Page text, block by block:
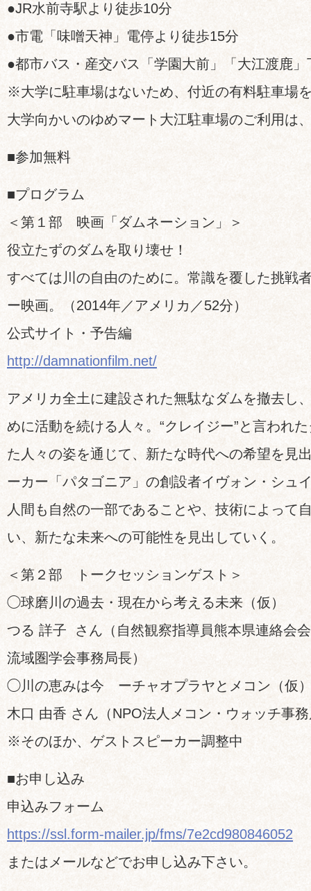
●JR水前寺駅より徒歩10分
●市電「味噌天神」電停より徒歩15分
●都市バス・産交バス「学園大前」「大江渡鹿」
※大学に駐車場はないため、付近の有料駐車場
大学向かいのゆめマート大江駐車場のご利用は
■参加無料
■プログラム
＜第１部 映画「ダムネーション」＞
役立たずのダムを取り壊せ！
すべては川の自由のために。常識を覆した挑戦
ー映画。（2014年／アメリカ／52分）
公式サイト・予告編
http://damnationfilm.net/
アメリカ全土に建設された無駄なダムを撤去し
めに活動を続ける人々。“クレイジー”と言われ
た人々の姿を通じて、新たな時代への希望を見
ーカー「パタゴニア」の創設者イヴォン・シュ
人間も自然の一部であることや、技術によって
い、新たな未来への可能性を見出していく。
＜第２部 トークセッションゲスト＞
◯球磨川の過去・現在から考える未来（仮）
つる 詳子 さん（自然観察指導員熊本県連絡会
流域圏学会事務局長）
◯川の恵みは今 ーチャオプラヤとメコン（仮
木口 由香 さん（NPO法人メコン・ウォッチ事
※そのほか、ゲストスピーカー調整中
■お申し込み
申込みフォーム
https://ssl.form-mailer.jp/fms/7e2cd980846052
またはメールなどでお申し込み下さい。